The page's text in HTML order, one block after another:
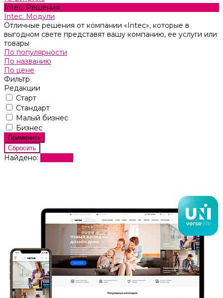
Intec. Решения
Intec. Модули
Отличные решения от компании «Intec», которые в
выгодном свете представят вашу компанию, ее услуги или
товары
По популярности
По названию
По цене
Фильтр
Редакции
Старт
Стандарт
Малый бизнес
Бизнес
Найдено: